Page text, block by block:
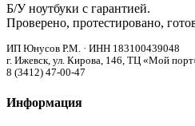
Б/У ноутбуки с гарантией.
Проверено, протестировано,
ИП Юнусов Р.М. · ИНН 183100439048
г. Ижевск, ул. Кирова, 146, ТЦ «Мой
8 (3412) 47-00-47
Информация